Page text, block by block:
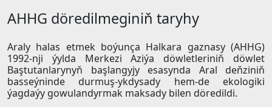
AHHG döredilmeginiň taryhy
Araly halas etmek boýunça Halkara gaznasy (AHHG)
1992-nji ýylda Merkezi Aziýa döwletleriniň döwlet
Baştutanlarynyň başlangyjy esasynda Aral deňziniň
basseýninde durmuş-ykdysady hem-de ekologiki
ýagdaýy gowulandyrmak maksady bilen döredildi.